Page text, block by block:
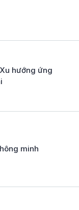
hướng ứng
minh